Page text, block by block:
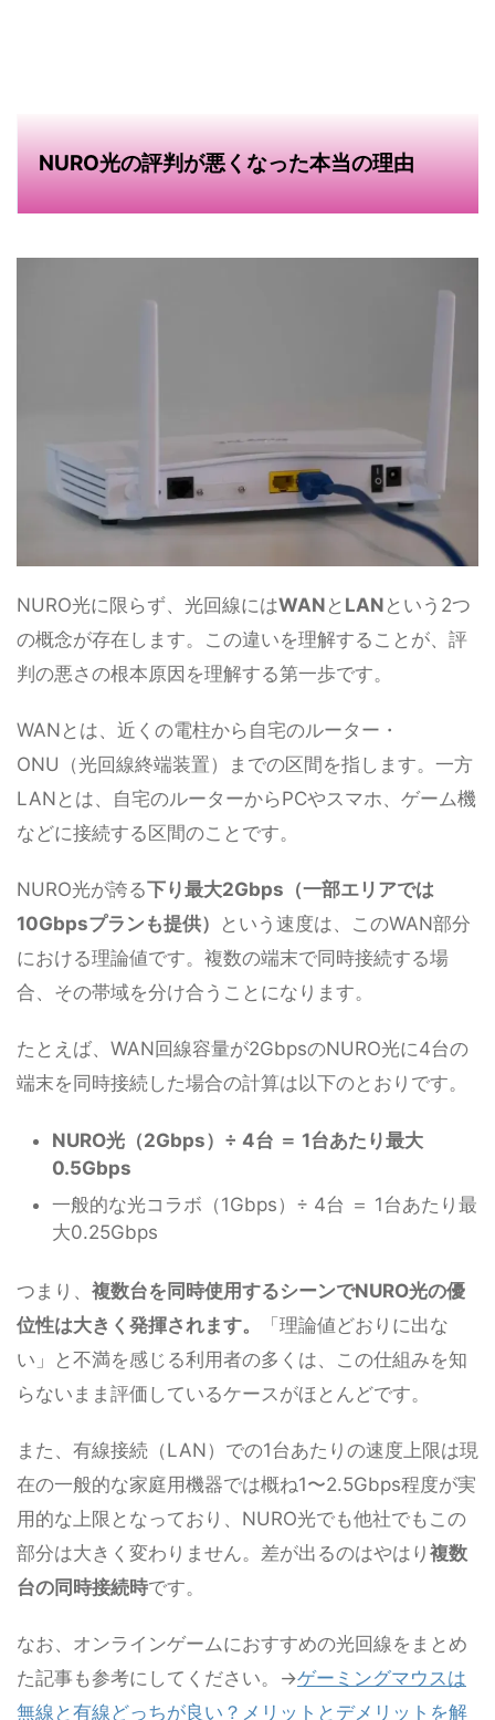
NURO光の評判が悪くなった本当の理由
NURO光に限らず、光回線にはWAN と LAN という2つ
の概念が存在します。この違いを理解することが、評
判の悪さの根本原因を理解する第一歩です。
WANとは、近くの電柱から自宅のルーター・
ONU（光回線終端装置）までの区間を指します。一方
LANとは、自宅のルーターからPCやスマホ、ゲーム機
などに接続する区間のことです。
NURO光が誇る下り最大2Gbps（一部エリアでは
10Gbpsプランも提供）
という速度は、このWAN部分
における理論値です。複数の端末で同時接続する場
合、その帯域を分け合うことになります。
たとえば、WAN回線容量が2GbpsのNURO光に4台の
端末を同時接続した場合の計算は以下のとおりです。
NURO光（2Gbps）÷ 4台 ＝ 1台あたり最大
0.5Gbps
一般的な光コラボ（1Gbps）÷ 4台 ＝ 1台あたり最
大0.25Gbps
つまり、 複数台を同時使用するシーンでNURO光の優
位性は大きく発揮されます。
「理論値どおりに出な
い」と不満を感じる利用者の多くは、この仕組みを知
らないまま評価しているケースがほとんどです。
また、有線接続（LAN）での1台あたりの速度上限は現
在の一般的な家庭用機器では概ね1〜2.5Gbps程度が実
用的な上限となっており、NURO光でも他社でもこの
部分は大きく変わりません。差が出るのはやはり 複数
台の同時接続時です。
なお、オンラインゲームにおすすめの光回線をまとめ
た記事も参考にしてください。→ゲーミングマウスは
無線と有線どっちが良い？メリットとデメリットを解